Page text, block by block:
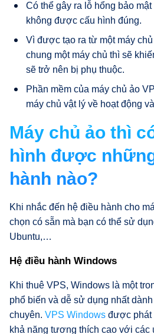
Có thể gây ra lỗ hổng bảo
không được cấu hình đúng.
Vì được tạo ra từ một máy
chung một máy chủ thì sẽ
sẽ trở nên bị phụ thuộc.
Phần mềm của máy chủ ảo
máy chủ vật lý về hoạt động
Máy chủ ảo thì
hình được
hành nào?
Khi nhắc đến hệ điều hành cho
chọn có sẵn mà bạn có thể sử
Ubuntu,…
Hệ điều hành Windows
Khi thuê VPS, Windows là một
phổ biến và dễ sử dụng nhất
chuyên. VPS Windows được phát
khả năng tương thích cao với